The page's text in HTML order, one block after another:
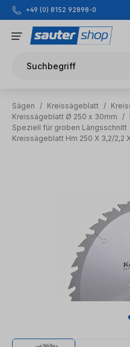
Zum Hauptinhalt springen
+49 (0) 8152 92898-0
Suchbegriff
Sägen / Kreissägeblatt /
Kreissägeblatt Ø 250 x 30mm
/
Speziell für groben Längsschnitt
Kreissägeblatt Hm 250 X 3,2/2,2